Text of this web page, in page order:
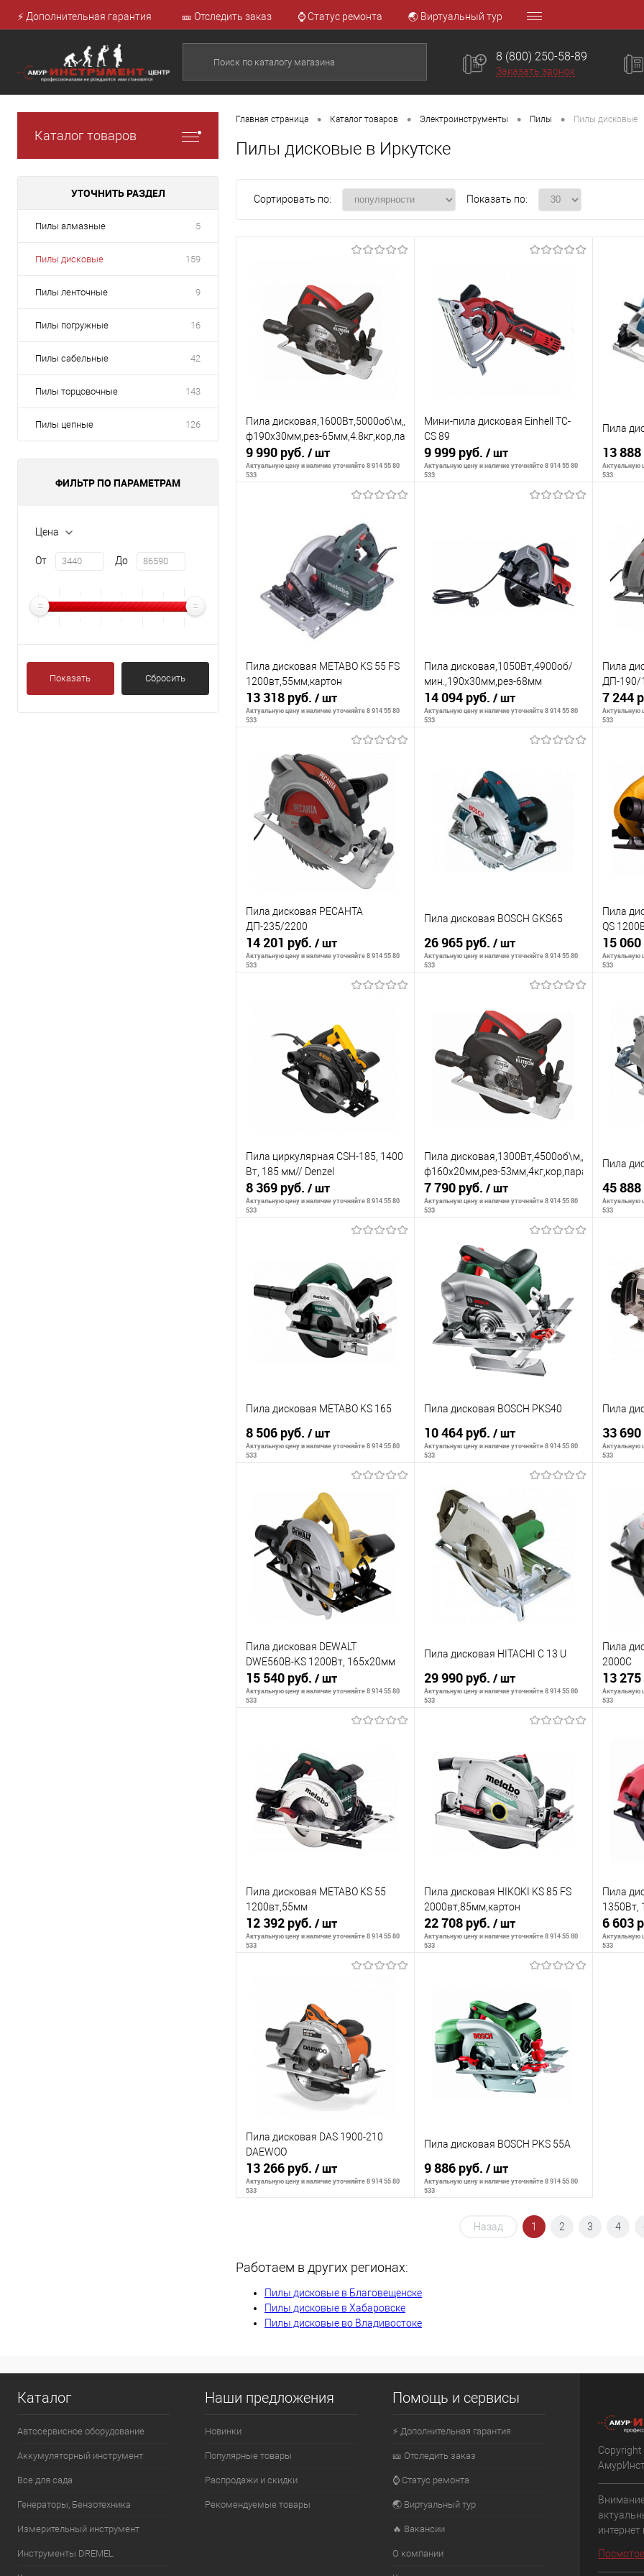
⚡ Дополнительная гарантия 🎫 Отследить заказ ⌚ Статус ремонта 🌏 Виртуальный тур
8 (800) 250-58-89
Заказать звонок
Каталог товаров
УТОЧНИТЬ РАЗДЕЛ
Пилы алмазные 5
Пилы дисковые 159
Пилы ленточные 9
Пилы погружные 16
Пилы сабельные 42
Пилы торцовочные 143
Пилы цепные 126
ФИЛЬТР ПО ПАРАМЕТРАМ
Цена
От До
Показать Сбросить
Главная страница • Каталог товаров • Электроинструменты • Пилы • Пилы дисковые
Пилы дисковые в Иркутске
Сортировать по: Показать по:
Пила дисковая,1600Вт,5000об\м,диск-
ф190х30мм,рез-65мм,4.8кг,кор,лазер.луч,парал.упор,доп.диск48z
9 990 руб. / шт
Актуальную цену и наличие уточняйте 8 914 55 80
533
В корзину
К сравнению
В избранное
В наличии
Мини-пила дисковая Einhell TC-
CS 89
9 999 руб. / шт
Актуальную цену и наличие уточняйте 8 914 55 80
533
В избранное
В наличии
Пила
13 888
Актуальную
533
К
В
Пила дисковая METABO KS 55 FS
1200вт,55мм,картон
13 318 руб. / шт
Актуальную цену и наличие уточняйте 8 914 55 80
533
В корзину
К сравнению
В избранное
В наличии
Пила дисковая,1050Вт,4900об/
мин.,190х30мм,рез-68мм
14 094 руб. / шт
Актуальную цену и наличие уточняйте 8 914 55 80
533
В корзину
К сравнению
В избранное
В наличии
Пила
ДП-190/
7 244
Актуальную
533
К
В
Пила дисковая РЕСАНТА
ДП-235/2200
14 201 руб. / шт
Актуальную цену и наличие уточняйте 8 914 55 80
533
К сравнению
В избранное
В наличии
Пила дисковая BOSCH GKS65
26 965 руб. / шт
Актуальную цену и наличие уточняйте 8 914 55 80
533
В корзину
К сравнению
В избранное
В наличии
Пила
QS
15 060
Актуальную
533
К
В
Пила циркулярная CSH-185, 1400
Вт, 185 мм// Denzel
8 369 руб. / шт
Актуальную цену и наличие уточняйте 8 914 55 80
533
В корзину
К сравнению
В избранное
В наличии
Пила дисковая,1300Вт,4500об\м,диск-
ф160х20мм,рез-
7 790 руб. / шт
Актуальную цену и наличие уточняйте 8 914 55 80
533
В корзину
К сравнению
В избранное
В наличии
Пила
45 888
Актуальную
533
К
В
Пила дисковая METABO KS 165
8 506 руб. / шт
Актуальную цену и наличие уточняйте 8 914 55 80
533
В корзину
К сравнению
В избранное
В наличии
Пила дисковая BOSCH PKS40
10 464 руб. / шт
Актуальную цену и наличие уточняйте 8 914 55 80
533
В корзину
К сравнению
В избранное
В наличии
Пила
33 690
Актуальную
533
К
В
Пила дисковая DEWALT
DWE560B-KS 1200Вт, 165х20мм
15 540 руб. / шт
Актуальную цену и наличие уточняйте 8 914 55 80
533
В корзину
К сравнению
В избранное
В наличии
Пила дисковая HITACHI C 13 U
29 990 руб. / шт
Актуальную цену и наличие уточняйте 8 914 55 80
533
В корзину
К сравнению
В избранное
В наличии
Пила
2000С
13 275
Актуальную
533
К
В
Пила дисковая METABO KS 55
1200вт,55мм
12 392 руб. / шт
Актуальную цену и наличие уточняйте 8 914 55 80
533
В корзину
К сравнению
В избранное
В наличии
Пила дисковая HIKOKI KS 85 FS
2000вт,85мм,картон
22 708 руб. / шт
Актуальную цену и наличие уточняйте 8 914 55 80
533
В корзину
К сравнению
В избранное
В наличии
Пила
1350Вт,
6 603
Актуальную
533
Пила дисковая DAS 1900-210
DAEWOO
13 266 руб. / шт
Актуальную цену и наличие уточняйте 8 914 55 80
533
В избранное
В наличии
Пила дисковая BOSCH PKS 55A
9 886 руб. / шт
Актуальную цену и наличие уточняйте 8 914 55 80
533
Назад 1 2 3 4
Работаем в других регионах:
Пилы дисковые в Благовещенске
Пилы дисковые в Хабаровске
Пилы дисковые во Владивостоке
Каталог
Автосервисное оборудование
Аккумуляторный инструмент
Все для сада
Генераторы, Бензотехника
Измерительный инструмент
Инструменты DREMEL
Наши предложения
Новинки
Популярные товары
Распродажи и скидки
Рекомендуемые товары
Помощь и сервисы
⚡ Дополнительная гарантия
🎫 Отследить заказ
⌚ Статус ремонта
🌏 Виртуальный тур
🔥 Вакансии
О компании
интернет